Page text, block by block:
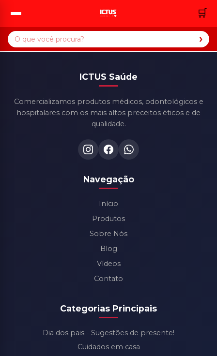
ICTUS Saúde
Comercializamos produtos médicos, odontológicos e
hospitalares com os mais altos preceitos éticos e de
qualidade.
Navegação
Início
Produtos
Sobre Nós
Blog
Vídeos
Contato
Categorias Principais
Dia dos pais - Sugestões de presente!
Cuidados em casa
🛒
›